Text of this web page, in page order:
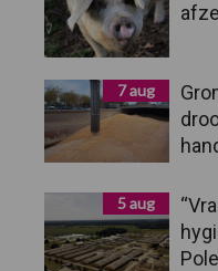
7 aug
5 aug